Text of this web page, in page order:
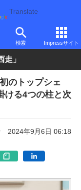
Translate
検索 Impressサイト
ォン モバイルノート
」
のトップシェ
ける4つの柱と次
2024年9月6日 06:18